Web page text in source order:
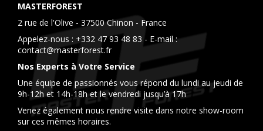
MASTERFOREST
2 rue de l'Olive - 37500 Chinon - France
Appelez-nous : +332 47 93 48 83 - E-mail :
contact@masterforest.fr
Nos Experts à Votre Service
Une équipe de passionnés vous répond du lundi au jeudi de
9h-12h et 14h-18h et le vendredi jusqu’à 17h
Venez également nous rendre visite dans notre show-room
sur ces mêmes horaires.